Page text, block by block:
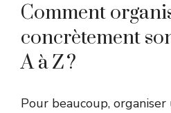
Comment
concrètement
A à Z ?
Pour beaucoup, organiser